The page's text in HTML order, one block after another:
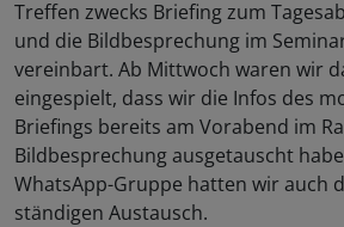
Treffen zwecks Briefing zum
und die Bildbesprechung im
vereinbart. Ab Mittwoch waren wir
eingespielt, dass wir die Infos des
Briefings bereits am Vorabend im
Bildbesprechung ausgetauscht
WhatsApp-Gruppe hatten wir auch
ständigen Austausch.